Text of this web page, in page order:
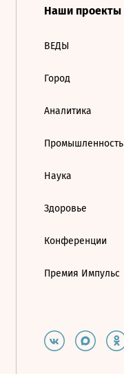
Наши проекты
ВЕДЫ
Город
Аналитика
Промышленность
Наука
Здоровье
Конференции
Премия Импульс